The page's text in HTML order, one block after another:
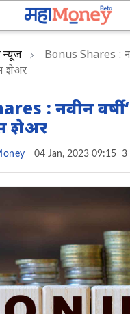
न्यूज
Bonus Shares :
शेअर
: नवीन वर्षी
शेअर
04 Jan, 2023 09:15 3